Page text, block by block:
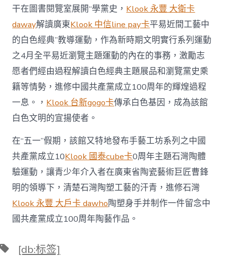
干在圖書閱覽室展開“學黨史， Klook 永豐 大衛卡
daway解讀廣東Klook 中信line pay卡平易近間工藝中
的白色經典”教導運動，作為新時期文明實行系列運動
之4月全平易近瀏覽主題運動的內在的事務，激勵志
愿者們經由過程解讀白色經典主題展品和瀏覽黨史乘
籍等情勢，進修中國共產黨成立100周年的輝煌過程
一息。， Klook 台新gogo卡傳承白色基因，成為該館
白色文明的宣揚使者。
在“五一”假期，該館又特地發布手藝工坊系列之中國
共產黨成立10Klook 國泰cube卡0周年主題石灣陶體
驗運動，讓青少年介入者在廣東省陶瓷藝術巨匠曹鋒
明的領導下，清楚石灣陶塑工藝的汗青，進修石灣
Klook 永豐 大戶卡 dawho陶塑身手并制作一件留念中
國共產黨成立100周年陶藝作品。
標 [db:标签]